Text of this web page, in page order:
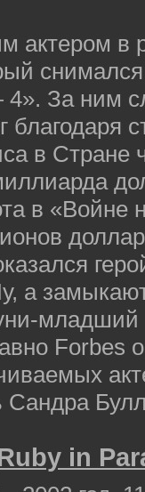
в
За ним
благодаря
в Стране
в «Войне
а
Forbes
Сандра
in